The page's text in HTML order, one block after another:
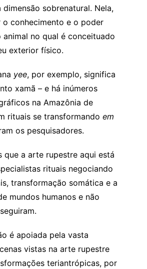
dimensão sobrenatural. Nela,
o conhecimento e o poder
no qual é conceituado
exterior físico.
yee, por exemplo, significa
xamã – e há inúmeros
na Amazônia de
rituais se transformando em
os pesquisadores.
que a arte rupestre aqui está
rituais negociando
transformação somática e a
mundos humanos e não
é apoiada pela vasta
vistas na arte rupestre
teriantrópicas, por